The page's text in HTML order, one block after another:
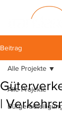
Beitrag
Alle Projekte
Alle Projekte
|